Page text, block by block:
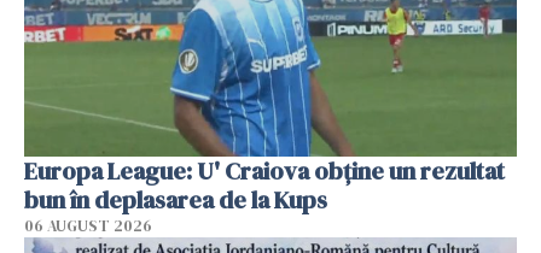
Europa League: U' Craiova obține un rezultat
bun în deplasarea de la Kups
06 AUGUST 2026